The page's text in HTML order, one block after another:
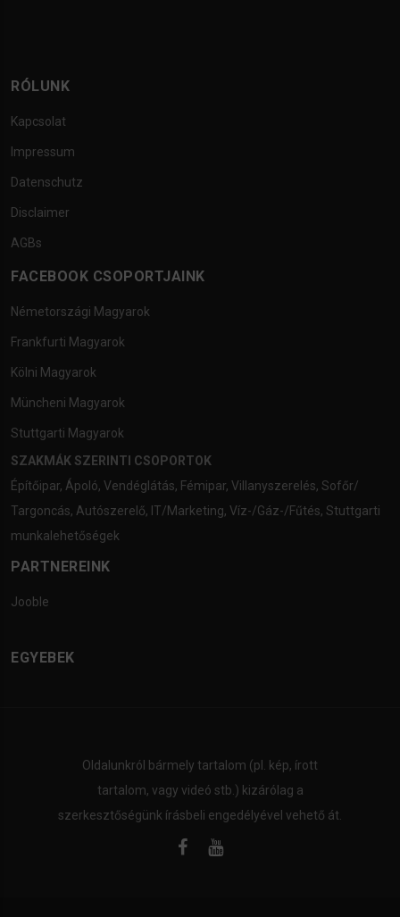
RÓLUNK
Kapcsolat
Impressum
Datenschutz
Disclaimer
AGBs
FACEBOOK CSOPORTJAINK
Németországi Magyarok
Frankfurti Magyarok
Kölni Magyarok
Müncheni Magyarok
Stuttgarti Magyarok
SZAKMÁK SZERINTI CSOPORTOK
Építőipar, Ápoló, Vendéglátás, Fémipar, Villanyszerelés, Sofőr/
Targoncás, Autószerelő, IT/Marketing, Víz-/Gáz-/Fűtés, Stuttgarti
munkalehetőségek
PARTNEREINK
Jooble
EGYEBEK
Oldalunkról bármely tartalom (pl. kép, írott
tartalom, vagy videó stb.) kizárólag a
szerkesztőségünk írásbeli engedélyével vehető át.